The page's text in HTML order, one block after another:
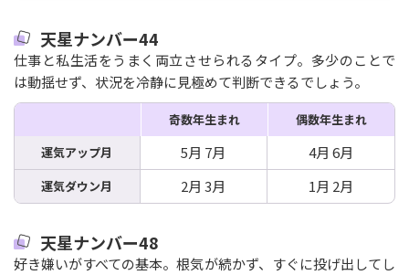
天星ナンバー44
仕事と私生活をうまく両立させられるタイプ。多少のことで
は動揺せず、状況を冷静に見極めて判断できるでしょう。
奇数年生まれ
偶数年生まれ
運気アップ月
5月 7月 4月 6月
運気ダウン月 2月 3月 1月 2月
天星ナンバー48
好き嫌いがすべての基本。根気が続かず、すぐに投げ出してし